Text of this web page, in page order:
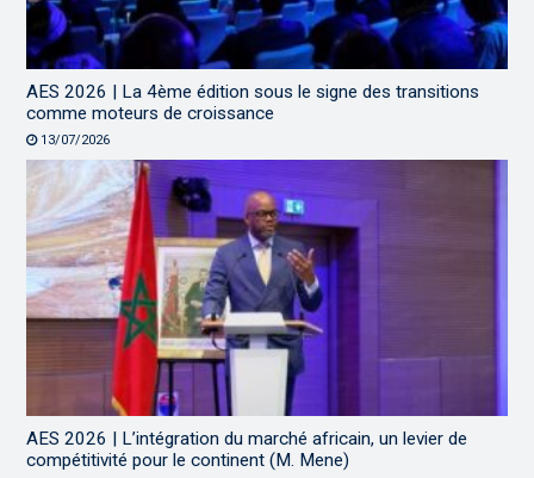
AES 2026 | La 4ème édition sous le signe des transitions
comme moteurs de croissance
13/07/2026
AES 2026 | L’intégration du marché africain, un levier de
compétitivité pour le continent (M. Mene)